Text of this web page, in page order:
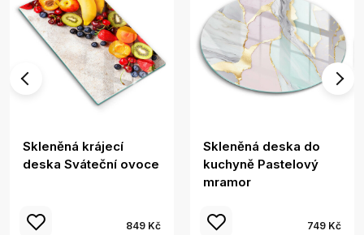
Skleněná krájecí
deska Sváteční ovoce
849 Kč
Skleněná deska do
kuchyně Pastelový
mramor
749 Kč